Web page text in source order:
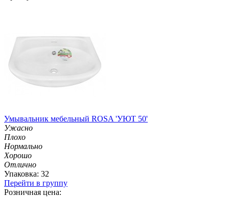
Умывальник мебельный ROSA 'УЮТ 50'
Ужасно
Плохо
Нормально
Хорошо
Отлично
Упаковка: 32
Перейти в группу
Розничная цена: